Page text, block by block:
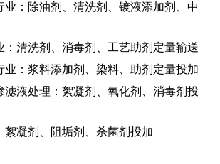
业：除油剂、清洗剂、镀液添加剂、中
：清洗剂、消毒剂、工艺助剂定量输送
业：浆料添加剂、染料、助剂定量投加
滤液处理：絮凝剂、氧化剂、消毒剂投
絮凝剂、阻垢剂、杀菌剂投加